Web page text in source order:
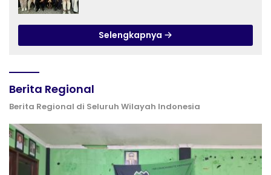
Selengkapnya
Berita Regional
Berita Regional di Seluruh Wilayah Indonesia